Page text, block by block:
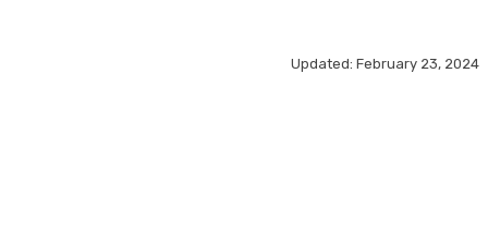
Updated: February 23, 2024